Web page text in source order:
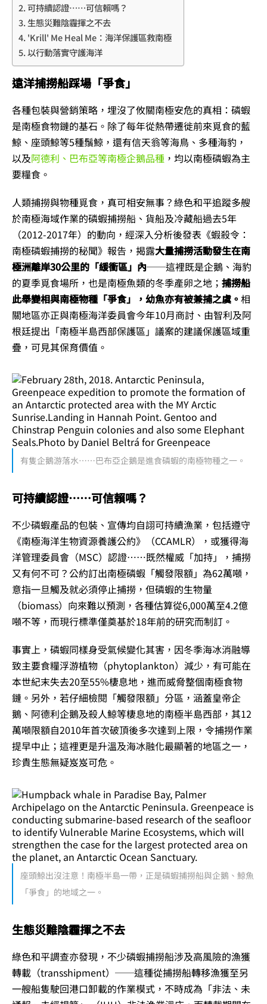
可持續認證……可信賴嗎？
生態災難陰霾揮之不去
'Krill' Me Heal Me：海洋保護區救南極
以行動落實守護海洋
遠洋捕撈船踩場「爭食」
各種包裝與營銷策略，埋沒了攸關南極安危的真相：磷蝦
是南極食物鏈的基石。除了每年從熱帶遷徙前來覓食的藍
鯨、座頭鯨等5種鬚鯨，還有信天翁等海鳥、多種海豹，
以及阿德利、巴布亞等南極企鵝品種 ，均以南極磷蝦為主
要糧食。
人類捕撈與物種覓食，真可相安無事？綠色和平追蹤多艘
於南極海域作業的磷蝦捕撈船、貨船及冷藏船過去5年
（2012-2017年）的動向，經深入分析後發表《蝦殺令：
南極磷蝦捕撈的秘聞》報告，揭露大量捕撈活動發生在南
極洲離岸30公里的「緩衝區」內──這裡既是企鵝、海豹
的夏季覓食場所，也是南極魚類的冬季產卵之地； 捕撈船
此舉變相與南極物種「爭食」，幼魚亦有被兼捕之虞。相
關地區亦正與南極海洋委員會今年10月商討、由智利及阿
根廷提出「南極半島西部保護區」議案的建議保護區域重
疊，可見其保育價值。
有隻企鵝游落水……巴布亞企鵝是進食磷蝦的南極物種之一。
可持續認證……可信賴嗎？
不少磷蝦產品的包裝、宣傳均自詡可持續漁業，包括遵守
《南極海洋生物資源養護公約》（CCAMLR），或獲得海
洋管理委員會（MSC）認證……既然權威「加持」，捕撈
又有何不可？公約訂出南極磷蝦「觸發限額」為62萬噸，
意指一旦觸及就必須停止捕撈，但磷蝦的生物量
（biomass）向來難以預測，各種估算從6,000萬至4.2億
噸不等，而現行標準僅奠基於18年前的研究而制訂。
事實上，磷蝦同樣身受氣候變化其害，因冬季海冰消融導
致主要食糧浮游植物（phytoplankton）減少，有可能在
本世紀末失去20至55%棲息地，進而威脅整個南極食物
鏈。另外，若仔細檢閱「觸發限額」分區，涵蓋皇帝企
鵝、阿德利企鵝及殺人鯨等棲息地的南極半島西部，其12
萬噸限額自2010年首次破頂後多次達到上限，令捕撈作業
提早中止；這裡更是升溫及海冰融化最顯著的地區之一，
珍貴生態無疑岌岌可危。
座頭鯨出沒注意！南極半島一帶，正是磷蝦捕撈船與企鵝、鯨魚
「爭食」的地域之一。
生態災難陰霾揮之不去
綠色和平調查亦發現，不少磷蝦捕撈船涉及高風險的漁獲
轉載（transshipment）──這種從捕撈船轉移漁獲至另
一艘船隻駛回港口卸載的作業模式，不時成為「非法、未